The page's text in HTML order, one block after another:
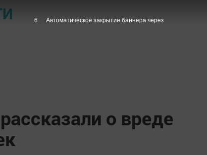
о вреде
5 Автоматическое закрытие баннера через